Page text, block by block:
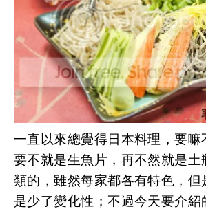
一直以來總覺得日本料理，要嘛
要不就是生魚片，再不然就是土
類的，雖然每家都各有特色，但
是少了變化性；不過今天要介紹